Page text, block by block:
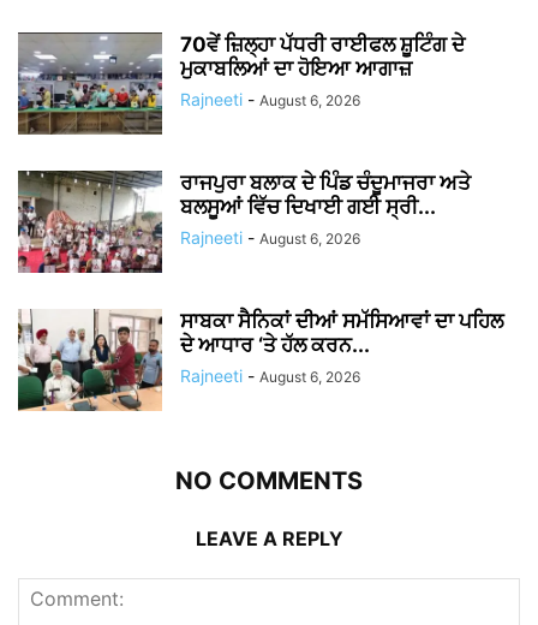
70ਵੇਂ ਜ਼ਿਲ੍ਹਾ ਪੱਧਰੀ ਰਾਈਫਲ ਸ਼ੂਟਿੰਗ ਦੇ
ਮੁਕਾਬਲਿਆਂ ਦਾ ਹੋਇਆ ਆਗਾਜ਼
Rajneeti - August 6, 2026
ਰਾਜਪੁਰਾ ਬਲਾਕ ਦੇ ਪਿੰਡ ਚੰਦੂਮਾਜਰਾ ਅਤੇ
ਬਲਸੂਆਂ ਵਿੱਚ ਦਿਖਾਈ ਗਈ ਸ੍ਰੀ...
Rajneeti - August 6, 2026
ਸਾਬਕਾ ਸੈਨਿਕਾਂ ਦੀਆਂ ਸਮੱਸਿਆਵਾਂ ਦਾ ਪਹਿਲ
ਦੇ ਆਧਾਰ ‘ਤੇ ਹੱਲ ਕਰਨ...
Rajneeti - August 6, 2026
NO COMMENTS
LEAVE A REPLY